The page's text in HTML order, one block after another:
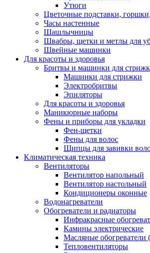
Утюги
Цветочные подставки,
Часы настенные
Шашлычницы
Швабры, щетки и метлы для
Швейные машинки
Для красоты и здоровья
Бритвы и машинки для
Машинки для стрижки
Электробритвы
Эпиляторы
Для красоты и здоровья
Маникюрные наборы
Фены и приборы для укладки
Фен-щетки
Фены для волос
Щипцы для завивки
Климатическая техника
Вентиляторы
Вентилятор напольный
Вентилятор настольный
Кондиционеры оконные
Водонагреватели
Обогреватели и радиаторы
Инфракрасные
Камины электрические
Масляные обогреватели
Тепловентиляторы